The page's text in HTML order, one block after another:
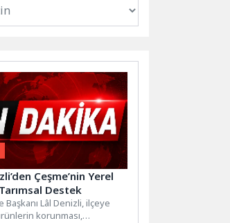
Çeşme’nin Yerel
Destek
Başkanı Lâl Denizli, ilçeye
korunması,